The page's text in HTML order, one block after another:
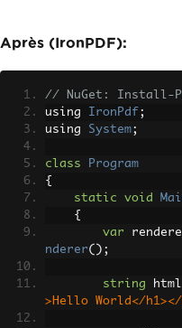
figuration();
        config
Result
vert
config );
.
f"
result
Après (IronPDF):
// NuGet: Install-
using IronPdf ;
using System;
class
Program
{
static
void
{
var
nderer();
string
>Hello World</